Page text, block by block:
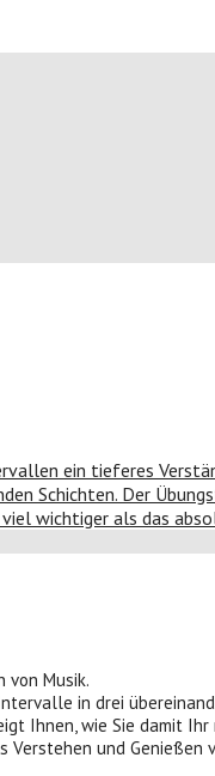
von Musik.
in drei
Ihnen, wie Sie damit
und Genießen